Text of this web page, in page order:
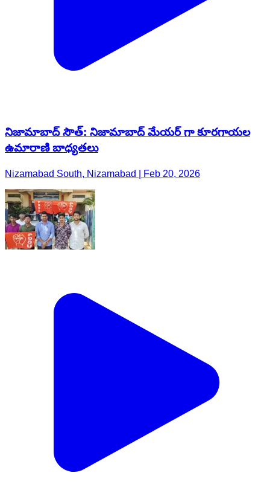
నిజామాబాద్ సౌత్: నిజామాబాద్ మేయర్ గా కూరగాయల
ఉమారాణి బాధ్యతలు
Nizamabad South, Nizamabad | Feb 20, 2026